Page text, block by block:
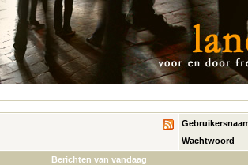
Wachtwoord
Berichten van vandaag